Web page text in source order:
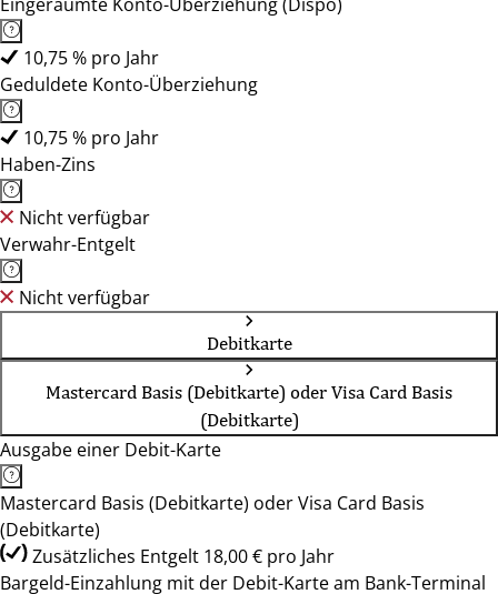
10,75 % pro Jahr
Geduldete Konto-Überziehung
10,75 % pro Jahr
Haben-Zins
Nicht verfügbar
Verwahr-Entgelt
Nicht verfügbar
Debitkarte
Mastercard Basis (Debitkarte) oder Visa Card Basis
(Debitkarte)
Ausgabe einer Debit-Karte
Mastercard Basis (Debitkarte) oder Visa Card Basis
(Debitkarte)
Zusätzliches Entgelt 18,00 € pro Jahr
Bargeld-Einzahlung mit der Debit-Karte am Bank-Terminal